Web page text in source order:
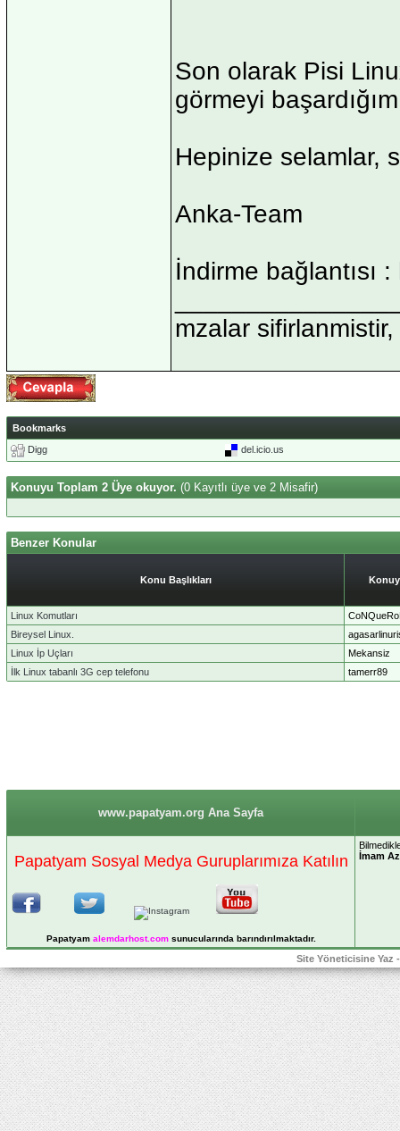
Son olarak Pisi
görmeyi
Hepinize selamlar,
Anka-Team
İndirme bağlantısı :
mzalar
Bookmarks
Digg
del.icio.us
Konuyu Toplam 2 Üye okuyor. (0 Kayıtlı üye ve 2 Misafir)
Benzer Konular
Konu Başlıkları
Linux Komutları
Bireysel Linux.
Linux İp Uçları
Mekansiz
İlk Linux tabanlı 3G cep telefonu
tamerr89
www.papatyam.org Ana Sayfa
Papatyam Sosyal Medya Guruplarımıza Katılın
Papatyam alemdarhost.comsunucularında barındırılmaktadır.
İmam
Site Yöneticisine Yaz